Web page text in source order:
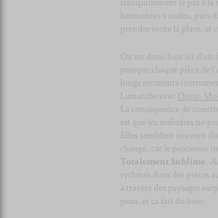
harmonies vocales, puis
prendre toute la place, et
On est donc loin ici d’un
presque chaque pièce de
longs moments
Lamarche avec Organ
La conséquence de
est que les mélodies ne
Elles semblent souvent
change, car le processus
Totalement Sublime.
rythmes dans des
à travers des paysages
peau, et ça fait du bien.